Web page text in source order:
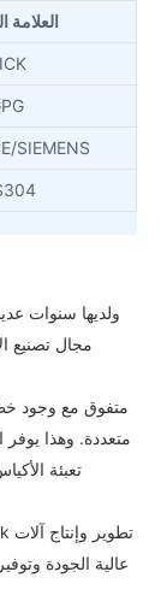
العلامة
SIEMENS
مجال تصنيع
متعددة. وهذا يوفر
تعبئة
عالية الجودة